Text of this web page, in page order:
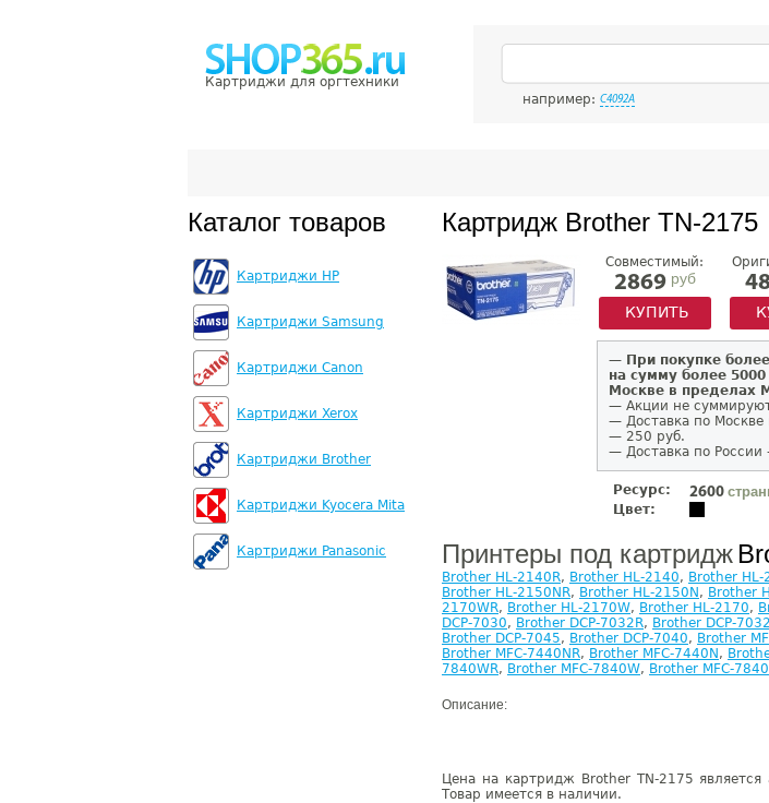
Картриджи для оргтехники
например: C4092A
Каталог товаров
Картриджи HP
Картриджи Samsung
Картриджи Canon
Картриджи Xerox
Картриджи Brother
Картриджи Kyocera Mita
Картриджи Panasonic
Картридж Brother TN-2175
Совместимый:
2869руб
КУПИТЬ
— При покупке
на сумму более
Москве в пределах
— Акции не
— Доставка по
— 250 руб.
— Доставка по
Ресурс: 2600
Цвет:
Принтеры под картридж
Brother HL-2140R, Brother HL-2140, Brother HL-
Brother HL-2150NR, Brother HL-2150N , Brother
2170WR, Brother HL-2170W, Brother HL-2170,
DCP-7030, Brother DCP-7032R, Brother DCP-7032
Brother DCP-7045, Brother DCP-7040, Brother
Brother MFC-7440NR, Brother MFC-7440N ,
7840WR, Brother MFC-7840W, Brother MFC-7840
Описание:
Цена на картридж Brother TN-2175
Товар имеется в наличии.